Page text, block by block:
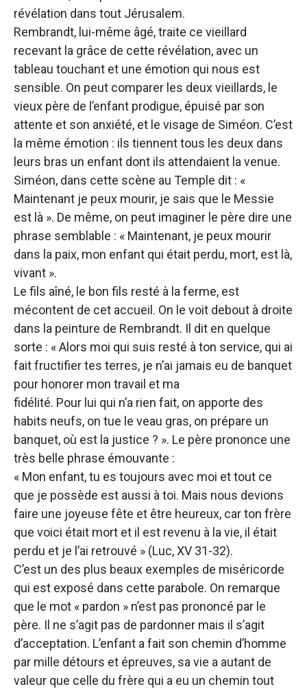
révélation dans tout Jérusalem.
Rembrandt, lui-même âgé, traite ce vieillard
recevant la grâce de cette révélation, avec un
tableau touchant et une émotion qui nous est
sensible. On peut comparer les deux vieillards, le
vieux père de l’enfant prodigue, épuisé par son
attente et son anxiété, et le visage de Siméon. C’est
la même émotion : ils tiennent tous les deux dans
leurs bras un enfant dont ils attendaient la venue.
Siméon, dans cette scène au Temple dit : «
Maintenant je peux mourir, je sais que le Messie
est là ». De même, on peut imaginer le père dire une
phrase semblable : « Maintenant, je peux mourir
dans la paix, mon enfant qui était perdu, mort, est là,
vivant ».
Le fils aîné, le bon fils resté à la ferme, est
mécontent de cet accueil. On le voit debout à droite
dans la peinture de Rembrandt. Il dit en quelque
sorte : « Alors moi qui suis resté à ton service, qui ai
fait fructifier tes terres, je n’ai jamais eu de banquet
pour honorer mon travail et ma
fidélité. Pour lui qui n’a rien fait, on apporte des
habits neufs, on tue le veau gras, on prépare un
banquet, où est la justice ? ». Le père prononce une
très belle phrase émouvante :
« Mon enfant, tu es toujours avec moi et tout ce
que je possède est aussi à toi. Mais nous devions
faire une joyeuse fête et être heureux, car ton frère
que voici était mort et il est revenu à la vie, il était
perdu et je l’ai retrouvé » (Luc, XV 31-32).
C’est un des plus beaux exemples de miséricorde
qui est exposé dans cette parabole. On remarque
que le mot « pardon » n’est pas prononcé par le
père. Il ne s’agit pas de pardonner mais il s’agit
d’acceptation. L’enfant a fait son chemin d’homme
par mille détours et épreuves, sa vie a autant de
valeur que celle du frère qui a eu un chemin tout